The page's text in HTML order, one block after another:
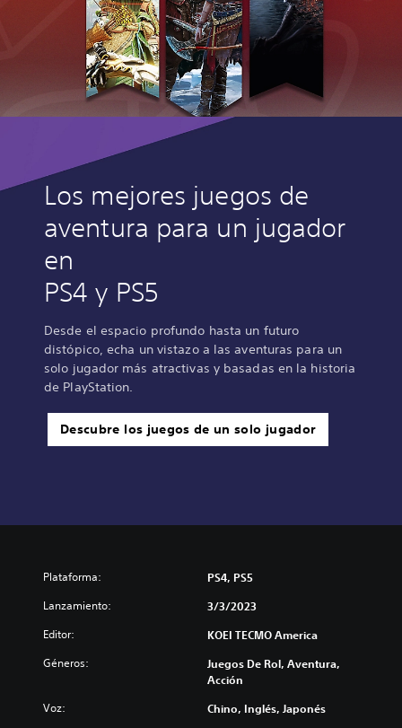
Los mejores juegos de
aventura para un jugador
en
PS4 y PS5
Desde el espacio profundo hasta un futuro
distópico, echa un vistazo a las aventuras para un
solo jugador más atractivas y basadas en la historia
de PlayStation.
Descubre los juegos de un solo jugador
Plataforma: PS4, PS5
Lanzamiento: 3/3/2023
Editor: KOEI TECMO America
Géneros:
Juegos De Rol, Aventura,
Acción
Voz: Chino, Inglés, Japonés